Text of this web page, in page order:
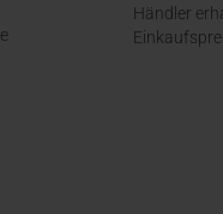
Händler